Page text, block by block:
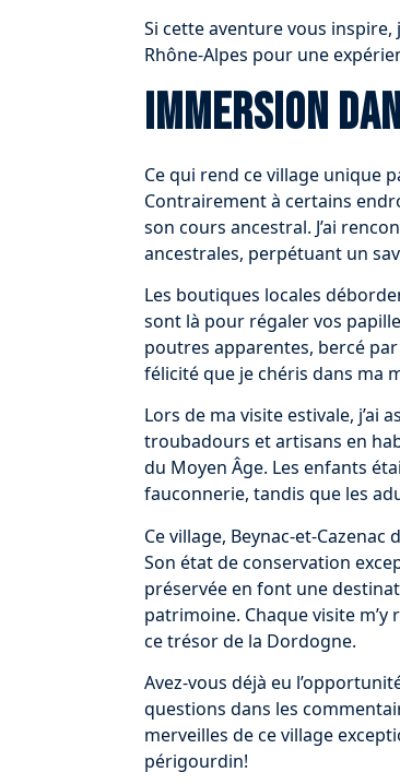
Si cette aventure vous
Rhône-Alpes pour une
Immersion
Ce qui rend ce village unique
Contrairement à certains
son cours ancestral. J’ai
ancestrales, perpétuant un
Les boutiques locales
sont là pour régaler vos
poutres apparentes, bercé
félicité que je chéris dans ma
Lors de ma visite estivale, j’ai
troubadours et artisans en
du Moyen Âge. Les enfants
fauconnerie, tandis que les
Ce village, Beynac-et-
Son état de conservation
préservée en font une
patrimoine. Chaque visite
ce trésor de la Dordogne.
Avez-vous déjà eu
questions dans les
merveilles de ce village
périgourdin!